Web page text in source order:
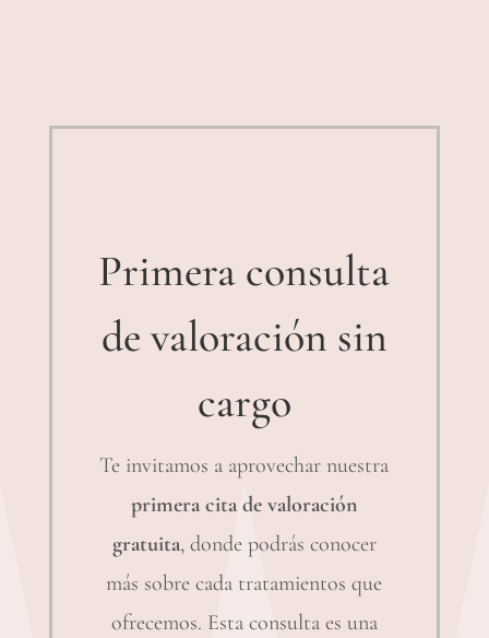
Primera consulta
de valoración sin
cargo
Te invitamos a aprovechar nuestra
primera cita de valoración
gratuita, donde podrás conocer
más sobre cada tratamientos que
ofrecemos. Esta consulta es una